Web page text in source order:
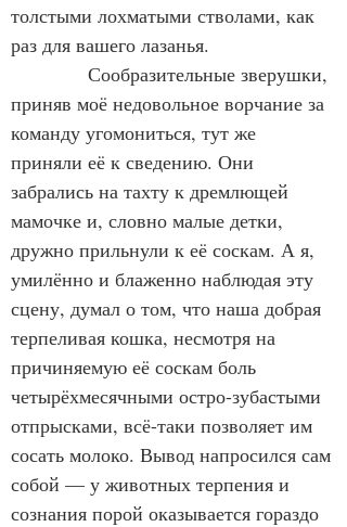
толстыми лохматыми стволами, как
раз для вашего лазанья.
Сообразительные зверушки,
приняв моё недовольное ворчание за
команду угомониться, тут же
приняли её к сведению. Они
забрались на тахту к дремлющей
мамочке и, словно малые детки,
дружно прильнули к её соскам. А я,
умилённо и блаженно наблюдая эту
сцену, думал о том, что наша добрая
терпеливая кошка, несмотря на
причиняемую её соскам боль
четырёхмесячными остро-зубастыми
отпрысками, всё-таки позволяет им
сосать молоко. Вывод напросился сам
собой — у животных терпения и
сознания порой оказывается гораздо